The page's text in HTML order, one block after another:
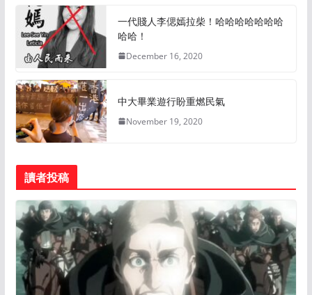
一代賤人李偲嫣拉柴！哈哈哈哈哈哈哈
哈哈！
December 16, 2020
中大畢業遊行盼重燃民氣
November 19, 2020
讀者投稿